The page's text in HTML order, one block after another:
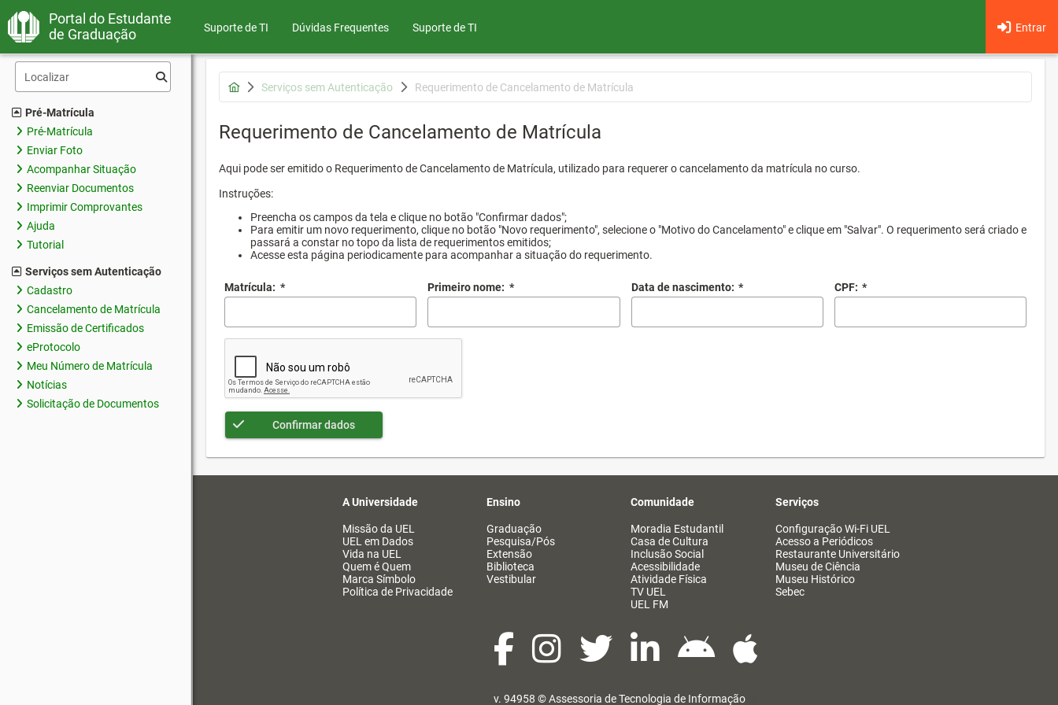
Portal do Estudante
de Graduação
Suporte de TI Dúvidas Frequentes Entrar
Suporte de TI
Pré-Matrícula
Pré-Matrícula
Enviar Foto
Acompanhar Situação
Reenviar Documentos
Imprimir Comprovantes
Ajuda
Tutorial
Serviços sem Autenticação
Cadastro
Cancelamento de Matrícula
Emissão de Certificados
eProtocolo
Meu Número de Matrícula
Notícias
Solicitação de Documentos
Serviços sem Autenticação Requerimento de Cancelamento de Matrícula
Requerimento de Cancelamento de Matrícula
Aqui pode ser emitido o Requerimento de Cancelamento de Matrícula, utilizado para requerer o cancelamento da matrícula no curso.
Instruções:
Preencha os campos da tela e clique no botão "Confirmar dados";
Para emitir um novo requerimento, clique no botão "Novo requerimento", selecione o "Motivo do Cancelamento" e clique em "Salvar". O requerimento será criado e
passará a constar no topo da lista de requerimentos emitidos;
Acesse esta página periodicamente para acompanhar a situação do requerimento.
Matrícula: * Primeiro nome: * Data de nascimento: * CPF: *
Confirmar dados
A Universidade
Missão da UEL
UEL em Dados
Vida na UEL
Quem é Quem
Marca Símbolo
Política de Privacidade
Ensino
Graduação
Pesquisa/Pós
Extensão
Biblioteca
Vestibular
Comunidade
Moradia Estudantil
Casa de Cultura
Inclusão Social
Acessibilidade
Atividade Física
TV UEL
UEL FM
Serviços
Configuração Wi-Fi UEL
Acesso a Periódicos
Restaurante Universitário
Museu de Ciência
Museu Histórico
Sebec
v. 94958 ©Assessoria de Tecnologia de Informação